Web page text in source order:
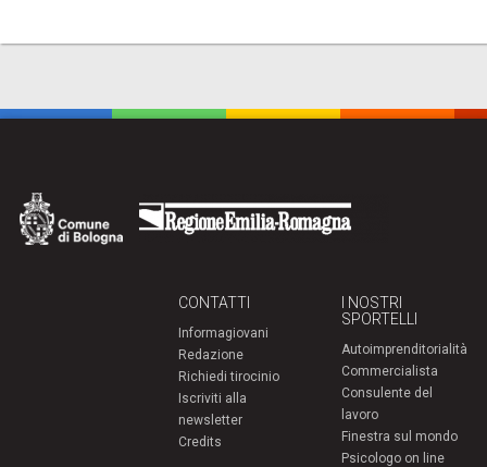
CONTATTI
Informagiovani
Redazione
Richiedi tirocinio
Iscriviti alla
newsletter
Credits
I NOSTRI
SPORTELLI
Autoimprenditorialità
Commercialista
Consulente del
lavoro
Finestra sul mondo
Psicologo on line